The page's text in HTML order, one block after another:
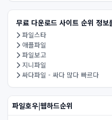
무료 다운로드 사이트 순위 정보
파일스타
애플파일
파일보고
지니파일
싸다파일 - 싸다 많다 빠르다
파일호우|웹하드순위